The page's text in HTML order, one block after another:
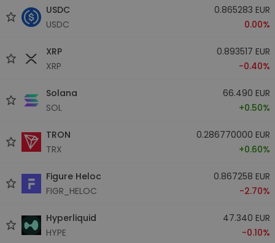
USDC
USDC
0.865283 EUR
0.00%
XRP
XRP
0.893517 EUR
-0.40%
Solana
SOL
66.490 EUR
+0.50%
TRON
TRX
0.286770000 EUR
+0.60%
Figure Heloc
FIGR_HELOC
0.867258 EUR
-2.70%
Hyperliquid
HYPE
47.340 EUR
-0.10%